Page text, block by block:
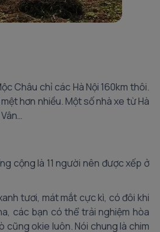
Châu chỉ các Hà Nội 160km thôi.
hơn nhiều. Một số nhà xe từ Hà
cộng là 11 người nên được xếp ở
tươi, mát mắt cực kì, có đôi khi
các bạn có thể trải nghiệm hòa
okie luôn. Nói chung là chim